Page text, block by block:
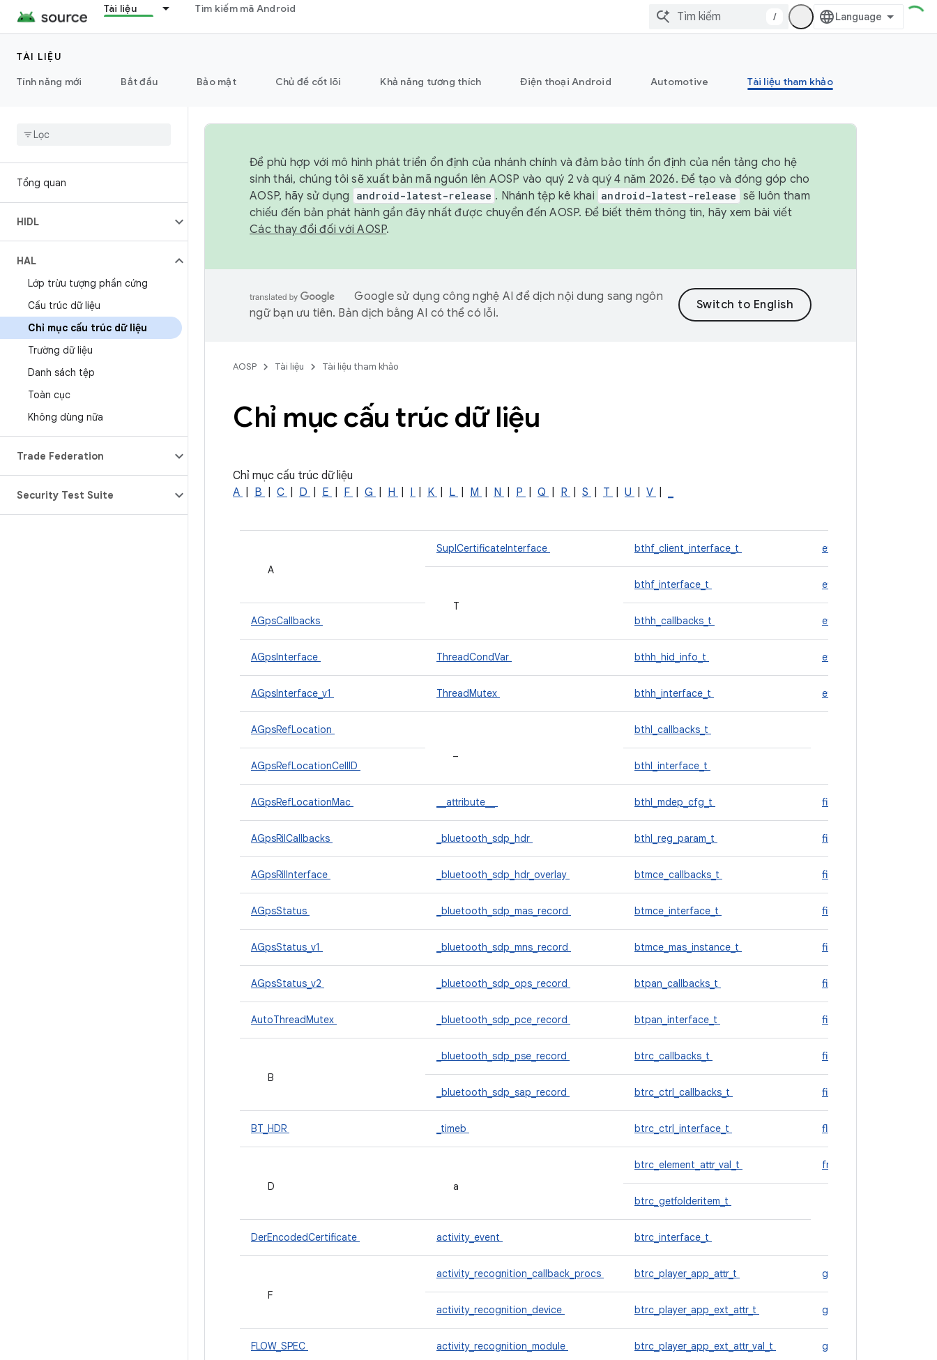
Tài liệu Tìm kiếm mã Android
/
TÀI LIỆU
Tính năng mới
Bắt đầu Bảo mật Chủ đề cốt lõi Khả năng tương thích Điện thoại Android Automotive Tài liệu tham khảo
Tổng quan
HIDL
HAL
Lớp trừu tượng phần cứng
Cấu trúc dữ liệu
Chỉ mục cấu trúc dữ liệu
Trường dữ liệu
Danh sách tệp
Toàn cục
Không dùng nữa
Trade Federation
Security Test Suite
Để phù hợp với mô hình phát triển ổn định của nhánh chính và đảm bảo tính ổn định của nền tảng cho hệ
sinh thái, chúng tôi sẽ xuất bản mã nguồn lên AOSP vào quý 2 và quý 4 năm 2026. Để tạo và đóng góp cho
AOSP, hãy sử dụng
android-latest-release . Nhánh tệp kê khai android-latest-release sẽ luôn tham
chiếu đến bản phát hành gần đây nhất được chuyển đến AOSP. Để biết thêm thông tin, hãy xem bài viết
Các thay đổi đối với AOSP.
Google sử dụng công nghệ AI để dịch nội dung sang ngôn
ngữ bạn ưu tiên. Bản dịch bằng AI có thể có lỗi.
AOSP Tài liệu Tài liệu tham khảo
Chỉ mục cấu trúc dữ liệu
Chỉ mục cấu trúc dữ liệu
A
B C D E F G H I K L M N P Q R S T U V
A
SuplCertificateInterface bthf_client_interface_t effect_descriptor_s
T
bthf_interface_t effect_interface_s
AGpsCallbacks bthh_callbacks_t effect_offload_param_s
AGpsInterface ThreadCondVar bthh_hid_info_t effect_param_s
AGpsInterface_v1 ThreadMutex bthh_interface_t effect_uuid_s
AGpsRefLocation
bthl_callbacks_t
AGpsRefLocationCellID
bthl_interface_t
AGpsRefLocationMac __attribute__ bthl_mdep_cfg_t fingerprint_acquired
AGpsRilCallbacks _bluetooth_sdp_hdr bthl_reg_param_t
AGpsRilInterface _bluetooth_sdp_hdr_overlay btmce_callbacks_t fingerprint_device
AGpsStatus _bluetooth_sdp_mas_record btmce_interface_t fingerprint_enroll
AGpsStatus_v1 _bluetooth_sdp_mns_record btmce_mas_instance_t fingerprint_enumerated
AGpsStatus_v2 _bluetooth_sdp_ops_record btpan_callbacks_t fingerprint_finger_id
AutoThreadMutex _bluetooth_sdp_pce_record btpan_interface_t fingerprint_module
B
_bluetooth_sdp_pse_record btrc_callbacks_t fingerprint_msg
_bluetooth_sdp_sap_record btrc_ctrl_callbacks_t fingerprint_removed
BT_HDR _timeb btrc_ctrl_interface_t flp_device_t
D a
btrc_element_attr_val_t framebuffer_device_t
btrc_getfolderitem_t
DerEncodedCertificate
activity_event btrc_interface_t
F
activity_recognition_callback_procs btrc_player_app_attr_t gatekeeper_device
activity_recognition_device btrc_player_app_ext_attr_t gatekeeper_module
FLOW_SPEC activity_recognition_module btrc_player_app_ext_attr_val_t gps_device_t